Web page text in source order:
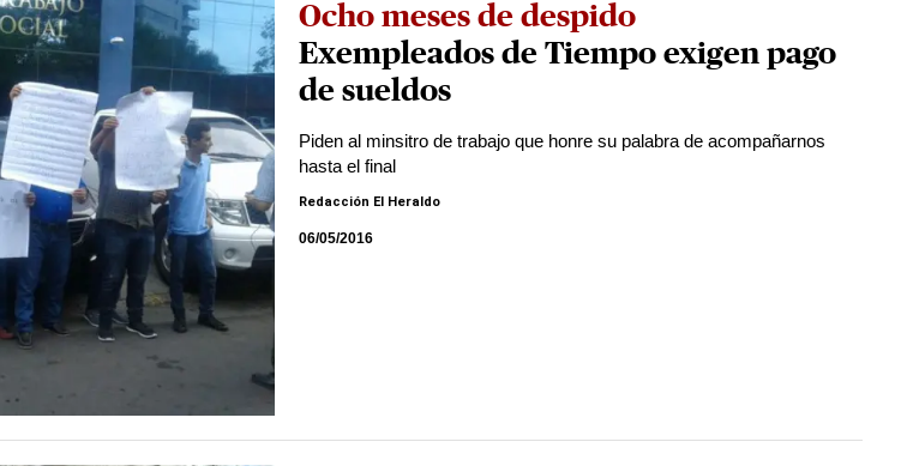
Ocho meses de despido
Exempleados de Tiempo exigen pago
de sueldos
Piden al minsitro de trabajo que honre su palabra de acompañarnos
hasta el final
Redacción El Heraldo
06/05/2016